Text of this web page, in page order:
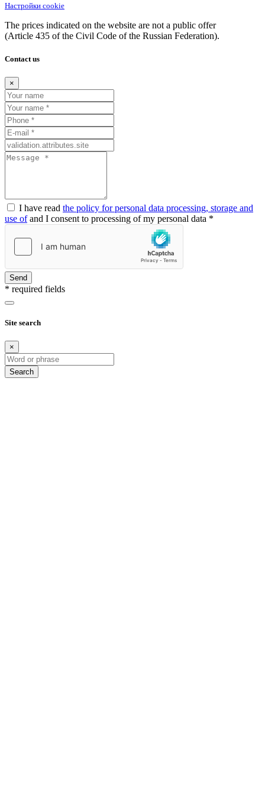
Настройки cookie
The prices indicated on the website are not a public offer
(Article 435 of the Civil Code of the Russian Federation).
Contact us
×
I have read the policy for personal data processing, storage and
use ofand I consent to processing of my personal data *
Send
* required fields
Site search
×
Search